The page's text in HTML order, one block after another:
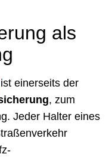
als
ist einerseits der
, zum
Jeder Halter eines